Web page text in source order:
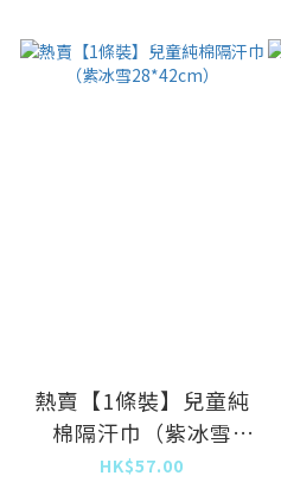
熱賣【1條裝】兒童純
棉隔汗巾（紫冰雪
28*42cm）
HK$57.00